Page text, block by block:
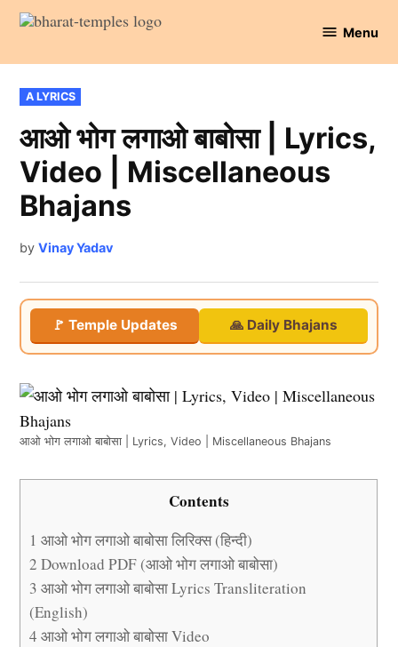
Skip
content
Temples
Menu
POSTED
IN
A LYRICS
आओ भोग लगाओ बाबोसा | Lyrics,
Video | Miscellaneous
Bhajans
by Vinay Yadav
🚩 Temple Updates 🙏 Daily Bhajans
आओ भोग लगाओ बाबोसा | Lyrics, Video | Miscellaneous Bhajans
Contents
1 आओ भोग लगाओ बाबोसा लिरिक्स (हिन्दी)
2 Download PDF (आओ भोग लगाओ बाबोसा)
3 आओ भोग लगाओ बाबोसा Lyrics Transliteration
(English)
4 आओ भोग लगाओ बाबोसा Video